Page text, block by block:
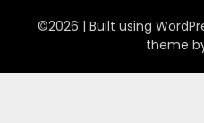
©2026 | Built using
theme